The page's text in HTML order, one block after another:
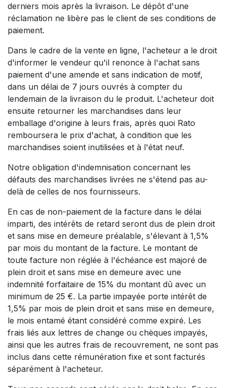
derniers mois après la livraison. Le dépôt d'une
réclamation ne libère pas le client de ses conditions de
paiement.
Dans le cadre de la vente en ligne, l'acheteur a le droit
d'informer le vendeur qu'il renonce à l'achat sans
paiement d'une amende et sans indication de motif,
dans un délai de 7 jours ouvrés à compter du
lendemain de la livraison du le produit. L'acheteur doit
ensuite retourner les marchandises dans leur
emballage d'origine à leurs frais, après quoi Rato
remboursera le prix d'achat, à condition que les
marchandises soient inutilisées et à l'état neuf.
Notre obligation d'indemnisation concernant les
défauts des marchandises livrées ne s'étend pas au-
delà de celles de nos fournisseurs.
En cas de non-paiement de la facture dans le délai
imparti, des intérêts de retard seront dus de plein droit
et sans mise en demeure préalable, s'élevant à 1,5%
par mois du montant de la facture. Le montant de
toute facture non réglée à l'échéance est majoré de
plein droit et sans mise en demeure avec une
indemnité forfaitaire de 15% du montant dû avec un
minimum de 25 €. La partie impayée porte intérêt de
1,5% par mois de plein droit et sans mise en demeure,
le mois entamé étant considéré comme expiré. Les
frais liés aux lettres de change ou chèques impayés,
ainsi que les autres frais de recouvrement, ne sont pas
inclus dans cette rémunération fixe et sont facturés
séparément à l'acheteur.